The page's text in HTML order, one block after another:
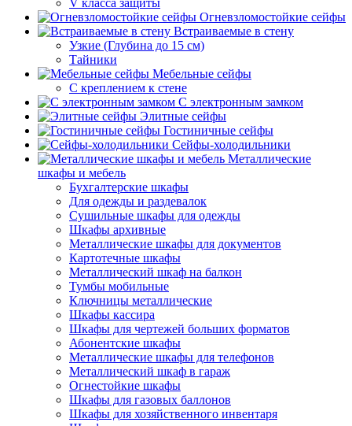
V класса защиты
Огневзломостойкие сейфы
Встраиваемые в стену
Узкие (Глубина до 15 см)
Тайники
Мебельные сейфы
С креплением к стене
С электронным замком
Элитные сейфы
Гостиничные сейфы
Сейфы-холодильники
Металлические
шкафы и мебель
Бухгалтерские шкафы
Для одежды и раздевалок
Сушильные шкафы для одежды
Шкафы архивные
Металлические шкафы для документов
Картотечные шкафы
Металлический шкаф на балкон
Тумбы мобильные
Ключницы металлические
Шкафы кассира
Шкафы для чертежей больших форматов
Абонентские шкафы
Металлические шкафы для телефонов
Металлический шкаф в гараж
Огнестойкие шкафы
Шкафы для газовых баллонов
Шкафы для хозяйственного инвентаря